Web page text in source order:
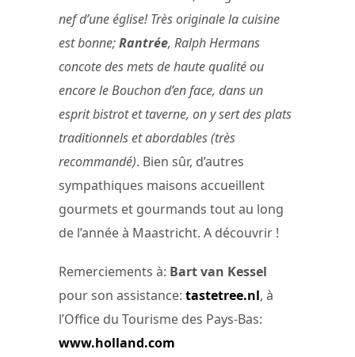
nef d’une église! Très originale la cuisine
est bonne;Rantrée, Ralph Hermans
concote des mets de haute qualité ou
encore le Bouchon d’en face, dans un
esprit bistrot et taverne, on y sert des plats
traditionnels et abordables (très
recommandé). Bien sûr, d’autres
sympathiques maisons accueillent
gourmets et gourmands tout au long
de l’année à Maastricht. A découvrir !
Remerciements à: Bart van Kessel
pour son assistance: tastetree.nl, à
l’Office du Tourisme des Pays-Bas:
www.holland.com